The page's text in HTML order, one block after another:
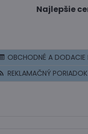
Najlepšie
OBCHODNÉ A DODACIE
REKLAMAČNÝ PORIADOK